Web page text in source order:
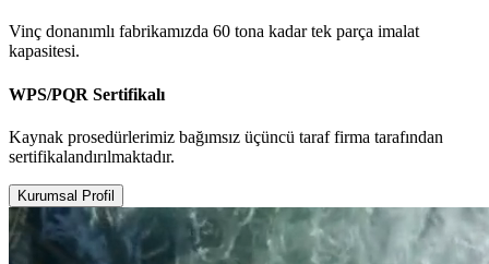
Vinç donanımlı fabrikamızda 60 tona kadar tek parça imalat
kapasitesi.
WPS/PQR Sertifikalı
Kaynak prosedürlerimiz bağımsız üçüncü taraf firma tarafından
sertifikalandırılmaktadır.
Kurumsal Profil